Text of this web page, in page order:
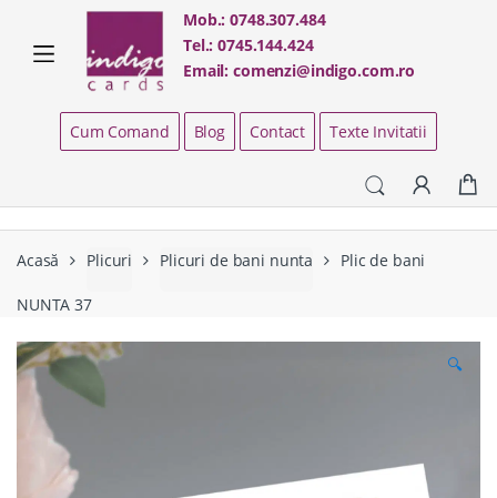
navigation
content
Mob.:0748.307.484
Tel.:0745.144.424
Email:comenzi@indigo.com.ro
Cum Comand Blog Contact Texte Invitatii
Acasă Plicuri Plicuri de bani nunta Plic de bani
NUNTA 37
🔍